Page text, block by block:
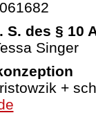
des § 10
Singer
+